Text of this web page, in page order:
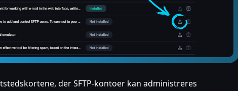
der SFTP-kontoer kan administreres